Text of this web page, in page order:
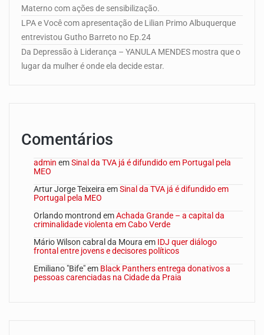
Materno com ações de sensibilização.
LPA e Você com apresentação de Lilian Primo Albuquerque
entrevistou Gutho Barreto no Ep.24
Da Depressão à Liderança – YANULA MENDES mostra que o
lugar da mulher é onde ela decide estar.
Comentários
admin emSinal da TVA já é difundido em Portugal pela
MEO
Artur Jorge Teixeira emSinal da TVA já é difundido em
Portugal pela MEO
Orlando montrond emAchada Grande – a capital da
criminalidade violenta em Cabo Verde
Mário Wilson cabral da Moura em IDJ quer diálogo
frontal entre jovens e decisores políticos
Emiliano "Bife"em Black Panthers entrega donativos a
pessoas carenciadas na Cidade da Praia